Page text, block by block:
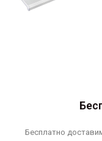
Бесплатно